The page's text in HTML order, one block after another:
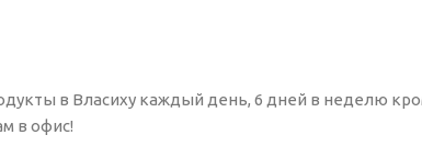
в Власиху каждый день, 6 дней в неделю
в офис!